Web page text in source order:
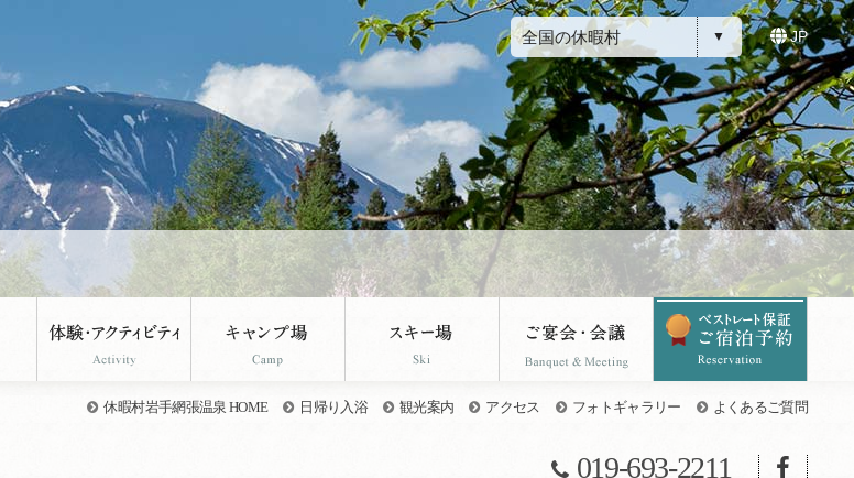
全国の休暇村 JP
休暇村岩手網張温泉 HOME 日帰り入浴 観光案内 アクセス フォトギャラリー よくあるご質問
019-693-2211